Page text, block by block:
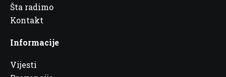
Šta radimo
Kontakt
Informacije
Vijesti